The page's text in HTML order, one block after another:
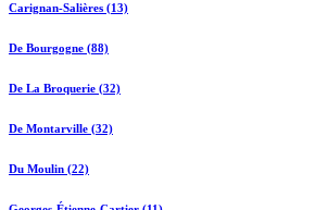
Carignan-Salières (13)
De Bourgogne (88)
De La Broquerie (32)
De Montarville (32)
Du Moulin (22)